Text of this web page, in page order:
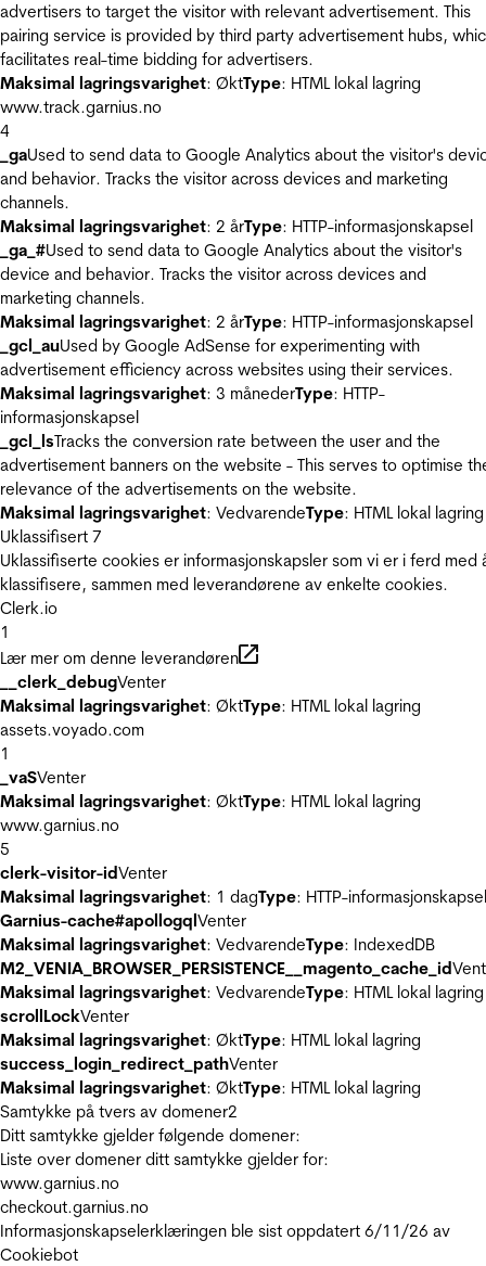
advertisers to target the visitor with relevant advertisement. This
pairing service is provided by third party advertisement hubs,
facilitates real-time bidding for advertisers.
Maksimal lagringsvarighet: ØktType: HTML lokal lagring
www.track.garnius.no
4
_gaUsed to send data to Google Analytics about the visitor's
and behavior. Tracks the visitor across devices and marketing
channels.
Maksimal lagringsvarighet: 2 årType: HTTP-informasjonskapsel
_ga_#Used to send data to Google Analytics about the visitor's
device and behavior. Tracks the visitor across devices and
marketing channels.
Maksimal lagringsvarighet: 2 årType: HTTP-informasjonskapsel
_gcl_auUsed by Google AdSense for experimenting with
advertisement efficiency across websites using their services.
Maksimal lagringsvarighet: 3 månederType: HTTP-
informasjonskapsel
_gcl_lsTracks the conversion rate between the user and the
advertisement banners on the website - This serves to optimise
relevance of the advertisements on the website.
Maksimal lagringsvarighet: VedvarendeType: HTML lokal lagring
Uklassifisert 7
Uklassifiserte cookies er informasjonskapsler som vi er i ferd med
klassifisere, sammen med leverandørene av enkelte cookies.
Clerk.io
1
Lær mer om denne leverandøren
__clerk_debugVenter
Maksimal lagringsvarighet: ØktType: HTML lokal lagring
assets.voyado.com
1
_vaSVenter
Maksimal lagringsvarighet: ØktType: HTML lokal lagring
www.garnius.no
5
clerk-visitor-idVenter
Maksimal lagringsvarighet: 1 dagType: HTTP-informasjonskapsel
Garnius-cache#apollogqlVenter
Maksimal lagringsvarighet: VedvarendeType: IndexedDB
M2_VENIA_BROWSER_PERSISTENCE__magento_cache_id
Maksimal lagringsvarighet: VedvarendeType: HTML lokal lagring
scrollLockVenter
Maksimal lagringsvarighet: ØktType: HTML lokal lagring
success_login_redirect_pathVenter
Maksimal lagringsvarighet: ØktType: HTML lokal lagring
Samtykke på tvers av domener2
Ditt samtykke gjelder følgende domener:
Liste over domener ditt samtykke gjelder for:
www.garnius.no
checkout.garnius.no
Informasjonskapselerklæringen ble sist oppdatert 6/11/26 av
Cookiebot